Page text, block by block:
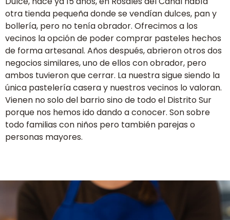
otra tienda pequeña donde se vendían dulces, pan y
bollería, pero no tenía obrador. Ofrecimos a los
vecinos la opción de poder comprar pasteles hechos
de forma artesanal. Años después, abrieron otros dos
negocios similares, uno de ellos con obrador, pero
ambos tuvieron que cerrar. La nuestra sigue siendo la
única pastelería casera y nuestros vecinos lo valoran.
Vienen no solo del barrio sino de todo el Distrito Sur
porque nos hemos ido dando a conocer. Son sobre
todo familias con niños pero también parejas o
personas mayores.